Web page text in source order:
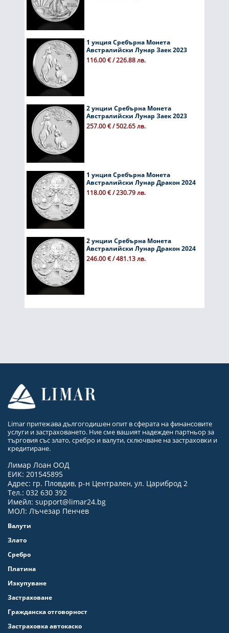
1 унция Сребърна Монета
Австралийски Лунар Заек 2023
116.00 € / 226.88 лв.
2 унции Сребърна Монета
Австралийски Лунар Заек 2023
257.00 € / 502.65 лв.
1 унция Сребърна Монета
Австралийски Лунар Дракон 2024
118.00 € / 230.79 лв.
2 унции Сребърна Монета
Австралийски Лунар Дракон 2024
246.00 € / 481.13 лв.
Limar притежава дългогодишен опит в сферата на финансовите
услуги и застраховането. Ние сме вашият надежден партньор за
търговия със злато, сребро и валути, сключване на застраховки и
кредитиране.
Лимар Лоан ООД
ЕИК: 201545895
Адрес: гр. Пловдив, р-н Централен, ул. Цариброд 2
Тел.: 032 630 392
Имейл: support@limar24.bg
МОЛ: Лъчезар Пенчев
Валути
Злато
Сребро
Платина
Изкупуване
Застраховане
Гражданска отговорност
Застраховка автокаско